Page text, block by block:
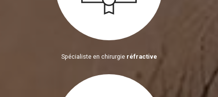
Spécialiste en chirurgie réfractive